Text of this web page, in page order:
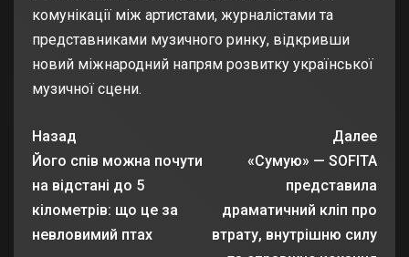
комунікації між артистами, журналістами та
представниками музичного ринку, відкривши
новий міжнародний напрям розвитку української
музичної сцени.
Назад
Його спів можна почути
на відстані до 5
кілометрів: що це за
невловимий птах
Далее
«Сумую» — SOFITA
представила
драматичний кліп про
втрату, внутрішню силу